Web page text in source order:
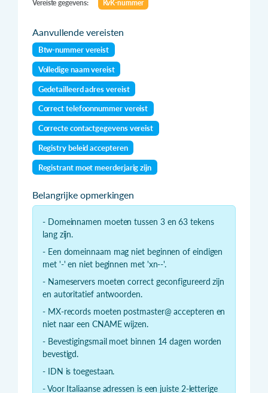
Vereiste gegevens: KvK-nummer
Aanvullende vereisten
Btw-nummer vereist
Volledige naam vereist
Gedetailleerd adres vereist
Correct telefoonnummer vereist
Correcte contactgegevens vereist
Registry beleid accepteren
Registrant moet meerderjarig zijn
Belangrijke opmerkingen
- Domeinnamen moeten tussen 3 en 63 tekens
lang zijn.
- Een domeinnaam mag niet beginnen of eindigen
met '-' en niet beginnen met 'xn--'.
- Nameservers moeten correct geconfigureerd zijn
en autoritatief antwoorden.
- MX-records moeten postmaster@ accepteren en
niet naar een CNAME wijzen.
- Bevestigingsmail moet binnen 14 dagen worden
bevestigd.
- IDN is toegestaan.
- Voor Italiaanse adressen is een juiste 2-letterige